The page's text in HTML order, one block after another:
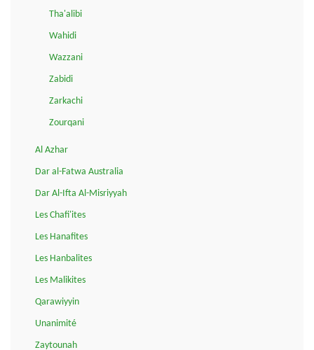
Tha'alibi
Wahidi
Wazzani
Zabidi
Zarkachi
Zourqani
Al Azhar
Dar al-Fatwa Australia
Dar Al-Ifta Al-Misriyyah
Les Chafi'ites
Les Hanafites
Les Hanbalites
Les Malikites
Qarawiyyin
Unanimité
Zaytounah